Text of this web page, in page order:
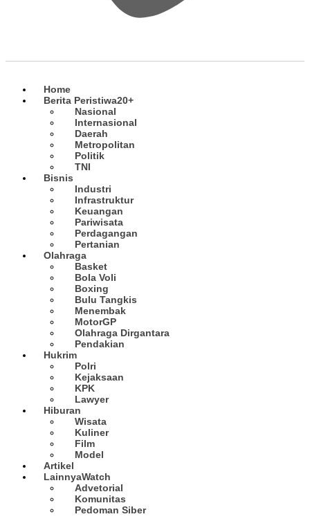
Home
Berita Peristiwa20+
Nasional
Internasional
Daerah
Metropolitan
Politik
TNI
Bisnis
Industri
Infrastruktur
Keuangan
Pariwisata
Perdagangan
Pertanian
Olahraga
Basket
Bola Voli
Boxing
Bulu Tangkis
Menembak
MotorGP
Olahraga Dirgantara
Pendakian
Hukrim
Polri
Kejaksaan
KPK
Lawyer
Hiburan
Wisata
Kuliner
Film
Model
Artikel
LainnyaWatch
Advetorial
Komunitas
Pedoman Siber